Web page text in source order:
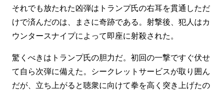
それでも放たれた凶弾はトランプ氏の右耳を貫通しただ
けで済んだのは、まさに奇跡である。射撃後、犯人はカ
ウンタースナイプによって即座に射殺された。
驚くべきはトランプ氏の胆力だ。初回の一撃ですぐ伏せ
て自ら次弾に備えた。シークレットサービスが取り囲ん
だが、立ち上がると聴衆に向けて拳を高く突き上げたの